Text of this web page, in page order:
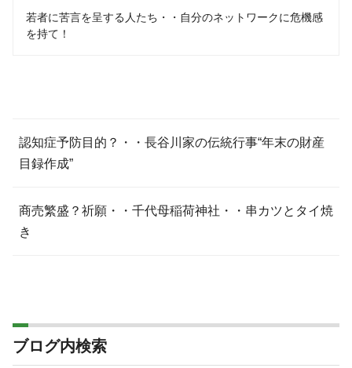
若者に苦言を呈する人たち・・自分のネットワークに危機感
を持て！
認知症予防目的？・・長谷川家の伝統行事“年末の財産
目録作成”
商売繁盛？祈願・・千代母稲荷神社・・串カツとタイ焼
き
ブログ内検索